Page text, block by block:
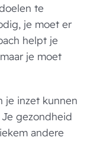
te
je moet er
helpt je
je moet
je inzet kunnen
gezondheid
andere